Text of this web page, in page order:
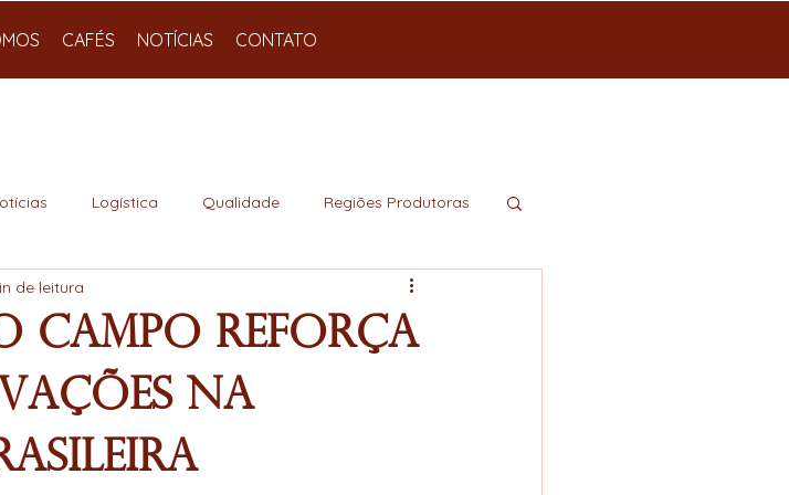
CAFÉS NOTÍCIAS CONTATO
Logística Qualidade Regiões Produtoras
Campo reforça
na
de leitura